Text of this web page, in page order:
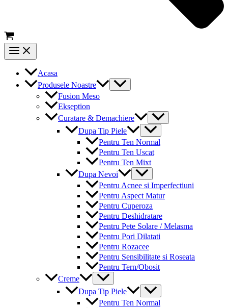
Main
Menu
Acasa
Produsele Noastre
Menu
Toggle
Fusion Meso
Ekseption
Curatare & Demachiere
Menu
Toggle
Dupa Tip Piele
Menu
Toggle
Pentru Ten Normal
Pentru Ten Uscat
Pentru Ten Mixt
Dupa Nevoi
Menu
Toggle
Pentru Acnee si Imperfectiuni
Pentru Aspect Matur
Pentru Cuperoza
Pentru Deshidratare
Pentru Pete Solare / Melasma
Pentru Pori Dilatati
Pentru Rozacee
Pentru Sensibilitate si Roseata
Pentru Tern/Obosit
Creme
Menu
Toggle
Dupa Tip Piele
Menu
Toggle
Pentru Ten Normal